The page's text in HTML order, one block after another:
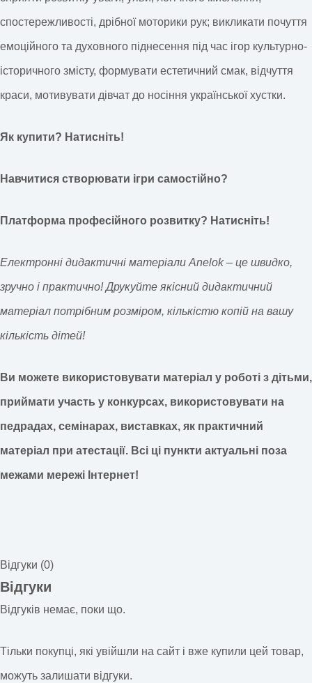
спостережливості, дрібної моторики рук; викликати почуття
емоційного та духовного піднесення під час ігор культурно-
історичного змісту, формувати естетичний смак, відчуття
краси, мотивувати дівчат до носіння української хустки.
Як купити? Натисніть!
Навчитися створювати ігри самостійно?
Платформа професійного розвитку? Натисніть!
Електронні дидактичні матеріали Anelok – це швидко,
зручно і практично! Друкуйте якісний дидактичний
матеріал потрібним розміром, кількістю копій на вашу
кількість дітей!
Ви можете використовувати матеріал у роботі з дітьми,
приймати участь у конкурсах, використовувати на
педрадах, семінарах, виставках, як практичний
матеріал при атестації. Всі ці пункти актуальні поза
межами мережі Інтернет!
Відгуки (0)
Відгуки
Відгуків немає, поки що.
Тільки покупці, які увійшли на сайт і вже купили цей товар,
можуть залишати відгуки.